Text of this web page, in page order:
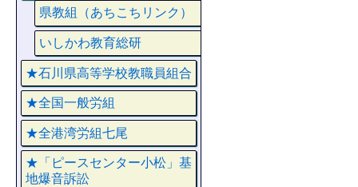
県教組（あちこちリンク）
いしかわ教育総研
★石川県高等学校教職員組合
★全国一般労組
★全港湾労組七尾
★「ピースセンター小松」基
地爆音訴訟